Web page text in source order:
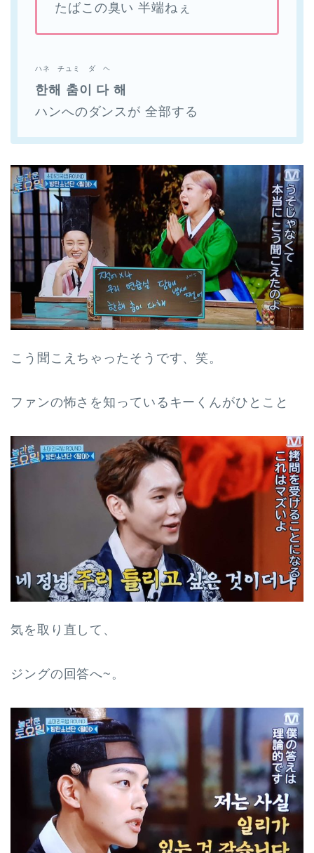
たばこの臭い 半端ねぇ
ハネ チュミ ダ ヘ
한해 춤이 다 해
ハンへのダンスが 全部する
こう聞こえちゃったそうです、笑。
ファンの怖さを知っているキーくんがひとこと
気を取り直して、
ジングの回答へ~。